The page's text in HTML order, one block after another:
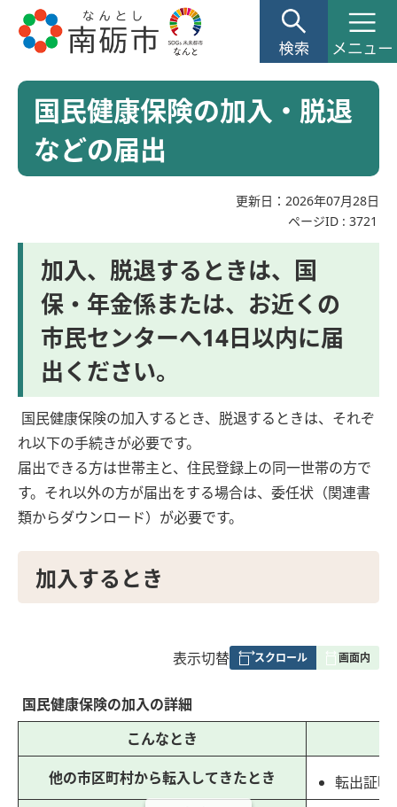
国民健康保険の加入・脱退
などの届出
更新日：2026年07月28日
ページID : 3721
加入、脱退するときは、国
保・年金係または、お近くの
市民センターへ14日以内に届
出ください。
国民健康保険の加入するとき、脱退するときは、それぞ
れ以下の手続きが必要です。
届出できる方は世帯主と、住民登録上の同一世帯の方で
す。それ以外の方が届出をする場合は、委任状（関連書
類からダウンロード）が必要です。
加入するとき
表
み
の
表示切替
国民健康保険の加入の詳細
こんなとき
他の市区町村から転入してきたとき
転出証明